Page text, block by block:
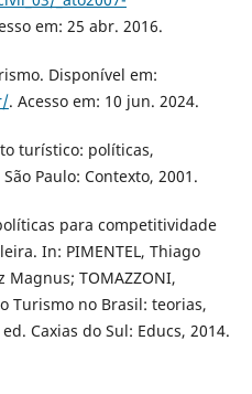
em: 25 abr. 2016.
Disponível em:
. Acesso em: 10 jun. 2024.
turístico: políticas,
Paulo: Contexto, 2001.
para competitividade
In: PIMENTEL, Thiago
Magnus; TOMAZZONI,
Turismo no Brasil: teorias,
Caxias do Sul: Educs, 2014.